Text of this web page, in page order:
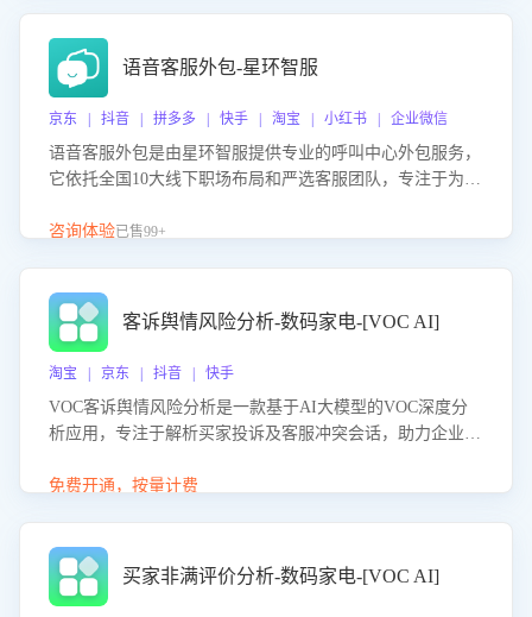
语音客服外包-星环智服
京东 | 抖音 | 拼多多 | 快手 | 淘宝 | 小红书 | 企业微信
语音客服外包是由星环智服提供专业的呼叫中心外包服务，
它依托全国10大线下职场布局和严选客服团队，专注于为企
客服团队和智能工具提升语音客服服务效率和质量，帮助企
咨询体验已售99+
客诉舆情风险分析-数码家电-[VOC AI]
淘宝 | 京东 | 抖音 | 快手
VOC客诉舆情风险分析是一款基于AI大模型的VOC深度分
析应用，专注于解析买家投诉及客服冲突会话，助力企业精
别客户情绪、归因争议根源，并客观评估客服应对合理性与
能力，阻断差评扩散，维护品牌声誉，实现客户满意度的持
续提升。
免费开通，按量计费
买家非满评价分析-数码家电-[VOC AI]